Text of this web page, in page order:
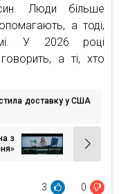
Люди більше
а тоді,
У 2026 році
а ті, хто
доставку у США
з
3 0